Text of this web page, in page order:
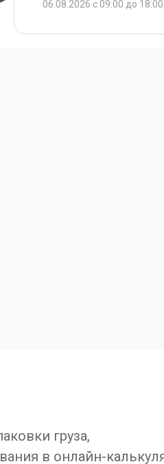
06.08.2026 с 09:00 до 18:00
груза,
в онлайн-